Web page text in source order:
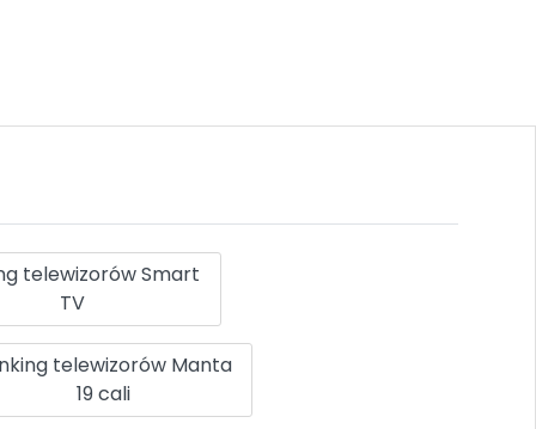
telewizorów Smart
TV
telewizorów Manta
19 cali